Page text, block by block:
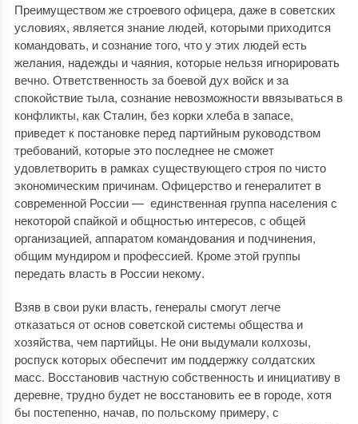
Преимуществом же строевого офицера, даже в советских
условиях, является знание людей, которыми приходится
командовать, и сознание того, что у этих людей есть
желания, надежды и чаяния, которые нельзя игнорировать
вечно. Ответственность за боевой дух войск и за
спокойствие тыла, сознание невозможности ввязываться в
конфликты, как Сталин, без корки хлеба в запасе,
приведет к постановке перед партийным руководством
требований, которые это последнее не сможет
удовлетворить в рамках существующего строя по чисто
экономическим причинам. Офицерство и генералитет в
современной России — единственная группа населения с
некоторой спайкой и общностью интересов, с общей
организацией, аппаратом командова­ния и подчинения,
общим мундиром и профессией. Кроме этой группы
передать власть в России некому.
Взяв в свои руки власть, генералы смогут легче
отказаться от основ советской системы общества и
хозяйства, чем партийцы. Не они выдумали колхозы,
роспуск которых обеспечит им поддержку солдатских
масс. Восстановив частную собственность и инициативу в
деревне, трудно будет не восстановить ее в городе, хотя
бы постепенно, начав, по польскому примеру, с